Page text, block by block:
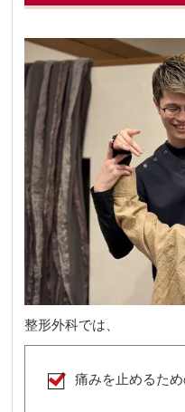
整形外科では、
痛みを止めるた